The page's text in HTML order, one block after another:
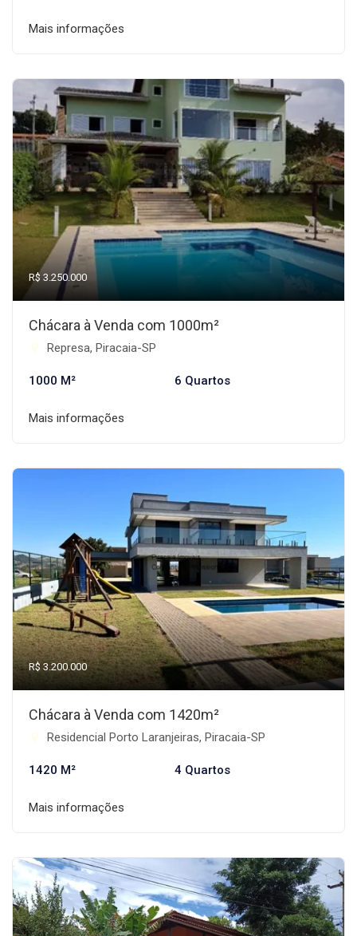
Mais informações
R$ 3.250.000
Chácara à Venda com 1000m²
Represa, Piracaia-SP
1000 M² 6 Quartos
Mais informações
R$ 3.200.000
Chácara à Venda com 1420m²
Residencial Porto Laranjeiras, Piracaia-SP
1420 M² 4 Quartos
Mais informações